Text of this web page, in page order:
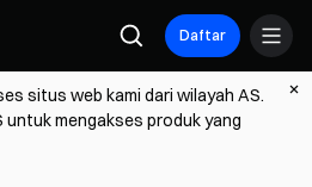
Daftar
situs web kami dari wilayah AS.
untuk mengakses produk yang